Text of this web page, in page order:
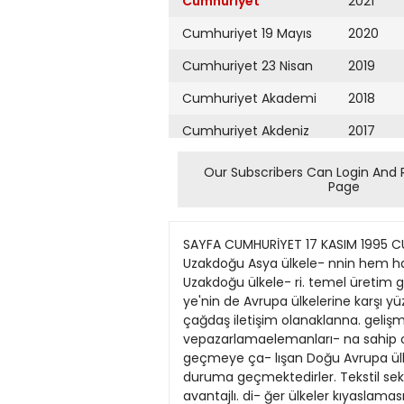
Cumhuriyet 19 Mayıs
Cumhuriyet 23 Nisan
Cumhuriyet Akademi
Cumhuriyet Akdeniz
Cumhuriyet Alışveriş
Cumhuriyet Ankara
Cumhuriyet Büyük
Taaruz
Cumhuriyet
Cumartesi
Cumhuriyet Çevre
2020
2019
2018
2017
2016
2015
2013
2012
2011
2010
2009
Our Subscribers Can Login And
Page
SAYFA CUMHURİYET 17 KASIM 1995 CUMA 12 BHIYAZI Türkiye'ninrakibiUzakdoğu T ürkiye'nin Avrupa pazann- daki rakiplerinebakıldığın- da, Uzakdoğu Asya ülkele- nnin hem hammadde hem de enerji \e işgücü açısın- dan Türkiye'den daha ucuz olduğu görülmektedir. Uzakdoğu ülkele- ri. temel üretim girdileri açısından Tür- kıye"ye göre yüzde 15-30 arası maliyet avantajına sahiptır. Buna karşılık, Tiirkı- ye'nin de Avrupa ülkelerine karşı yüzde 4-20 oranında maliyet ve coğrafi yakın- lık gibi avantajlan \ ardır. Aynca seyahat kolaylığına, çağdaş iletişim olanaklanna. gelişmiş ve çok yönlü tekstil sanayiine, liberal para ve kambiyo rejimine. iyi eği- tilmişyönetici vepazarlamaelemanları- na sahip olması nedeniyle avantajlı ko- numdadır. Ancak soğuk savaşın bitmesi sonucu pazarekonomisine geçmeye ça- lışan Doğu Avrupa ülkeleri, coğrafi ya- kınhk ve işçi ücretlerinin ucuzluğu ba- kımından hızla Türkiye"den daha avan- tajlı duruma geçmektedirler. Tekstil sektöründeki saat başı işgücü maliyetleri karşılaştırmasında Türkiye, AB ülkeleri kıyaslamasında avantajlı. di- ğer ülkeler kıyaslamasında ise Hong Kong. Güney Kore. Tayvan ve Singapur haricinde dezavantajlı konumdadır. Tekstil sektöründe çalışan işçinin mali- yeti saat ücreti P.31 dolarla en yüksek olarak Italya'da ve 0.28 dolarla en düşük Endonezya'dadır. Türkiye'nin en önem- li rakibi Çın'de ise bir işçi saat başına 0.34 dolara mal olmaktadır. Türkiye'de bu değer. 1991 yılı içın 3.13 dolar/saat- tir. Hazır giyim sektöründe ise en yüksek saat ücreti Danimarka'da 100. Türkiye"de 2.31 dolardır. Türkiye'yi AB'nin Akde- niz ülkeleri Portekiz, Yunanistan ve ts- panya takip etmektedir. 1993 yılında Türkiye'de ışçi ücretlerinde büyü'k artış- lar yaşanırken. Çin ve Hindistan'da üc- retler binde 9 \e yüzde 8'lık genleme göstermiştir. Bu. Türkiye'nin gümrük birligi trenini kaçırması halinde Çin gi- bi rakipleri karşısında deza\antajlı ko- numda kalacağını göstermektedir. Teşvik ve korumacılık politikaları Başta AB ülkeleri olmak üzere geliş- miş sanayi ülkeleri kendi sanayileri ıçin dolaylı teş\ik\e korumacılık politikala- rı izlemektedirler. GATT'a (General Ag- reement on Trade and Tariffs) ragmen tüm ülkeler kendi sanayilerini koruyup diğer ülkelerin engellerini aşmaya çalış- maktadır. Uruguay Turu Anlaşması. bu tür önlemleri yasaklamaktaysa da çok çeşitli ve zor fark edilir türden olduğu için AB ülkeleri arasında bile tümüyle kaldınlamamaktadır. Aynca gelişmiş ül- keterin AR-GE alanına büyük kaynaklar ayırması sonucu. Türkiye gibi gelişmek- te olan ülkelerin uluslararası